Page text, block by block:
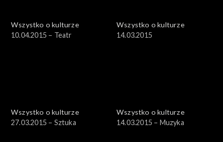
Wszystko o kulturze
10.04.2015 – Teatr
Wszystko o kulturze
14.03.2015
Wszystko o kulturze
27.03.2015 – Sztuka
Wszystko o kulturze
14.03.2015 – Muzyka